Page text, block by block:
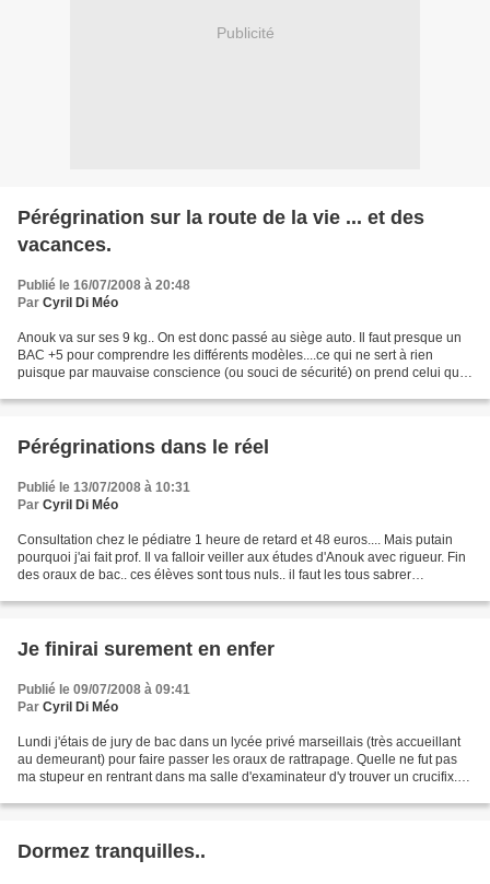
Publicité
Pérégrination sur la route de la vie ... et des
vacances.
Publié le 16/07/2008 à 20:48
Par Cyril Di Méo
Anouk va sur ses 9 kg.. On est donc passé au siège auto. Il faut presque un
BAC +5 pour comprendre les différents modèles....ce qui ne sert à rien
puisque par mauvaise conscience (ou souci de sécurité) on prend celui qui
Pérégrinations dans le réel
Publié le 13/07/2008 à 10:31
Par Cyril Di Méo
Consultation chez le pédiatre 1 heure de retard et 48 euros.... Mais putain
pourquoi j'ai fait prof. Il va falloir veiller aux études d'Anouk avec rigueur. Fin
des oraux de bac.. ces élèves sont tous nuls.. il faut les tous sabrer
Je finirai surement en enfer
Publié le 09/07/2008 à 09:41
Par Cyril Di Méo
Lundi j'étais de jury de bac dans un lycée privé marseillais (très accueillant
au demeurant) pour faire passer les oraux de rattrapage. Quelle ne fut pas
ma stupeur en rentrant dans ma salle d'examinateur d'y trouver un crucifix...
Dormez tranquilles..